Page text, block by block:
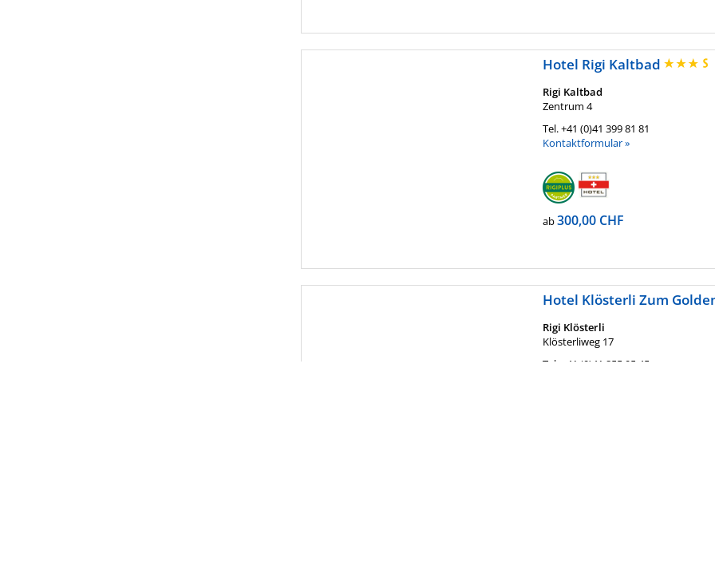
Hotel Rigi Kaltbad
Rigi Kaltbad
Zentrum 4
Tel.+41 (0)41 399 81 81
Kontaktformular »
ab300,00 CHF
Hotel Klösterli Zum
Rigi Klösterli
Klösterliweg 17
Tel.
+41 (0)41 855 05 45